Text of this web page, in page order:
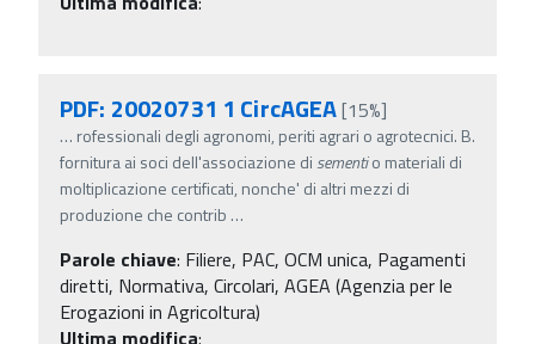
PDF: 20020731 1 CircAGEA[15%]
… rofessionali degli agronomi, periti agrari o agrotecnici. B.
fornitura ai soci dell'associazione di sementio materiali di
moltiplicazione certificati, nonche' di altri mezzi di
produzione che contrib …
Parole chiave: Filiere, PAC, OCM unica, Pagamenti
diretti, Normativa, Circolari, AGEA (Agenzia per le
Erogazioni in Agricoltura)
Ultima modifica: